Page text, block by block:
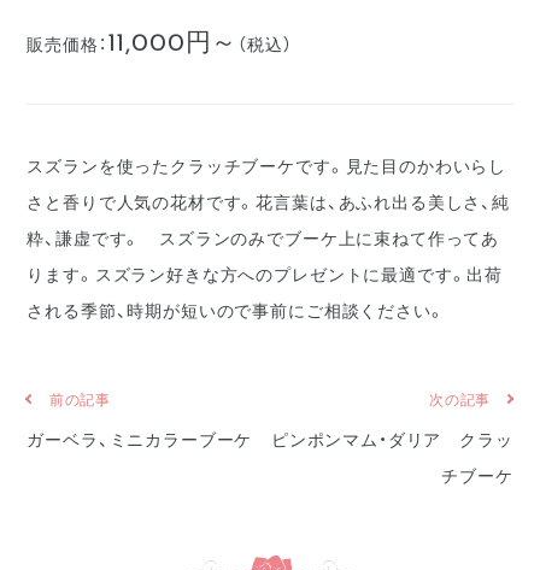
販売価格： 11,000円～ （税込）
スズランを使ったクラッチブーケです。見た目のかわいらし
さと香りで人気の花材です。花言葉は、あふれ出る美しさ、純
粋、謙虚です。 スズランのみでブーケ上に束ねて作ってあ
ります。スズラン好きな方へのプレゼントに最適です。出荷
される季節、時期が短いので事前にご相談ください。
前の記事
ガーベラ、ミニカラーブーケ
次の記事
ピンポンマム・ダリア クラッ
チブーケ